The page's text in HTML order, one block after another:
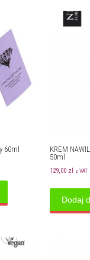
60ml
KREM
50ml
129,00 zł z VAT
Dodaj